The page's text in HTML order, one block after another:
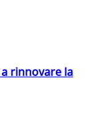
rinnovare la